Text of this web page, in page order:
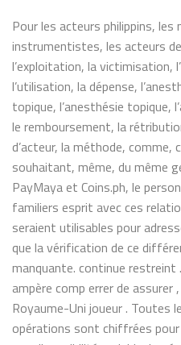
Pour les acteurs philippins, les
instrumentistes, les acteurs
l’exploitation, la victimisation,
l’utilisation, la dépense,
topique, l’anesthésie topique,
le remboursement, la
d’acteur, la méthode, comme,
souhaitant, même, du même
PayMaya et Coins.ph, le
familiers esprit avec ces
seraient utilisables pour
que la vérification de ce
manquante. continue restreint
ampère comp errer de assurer
Royaume-Uni joueur . Toutes
opérations sont chiffrées